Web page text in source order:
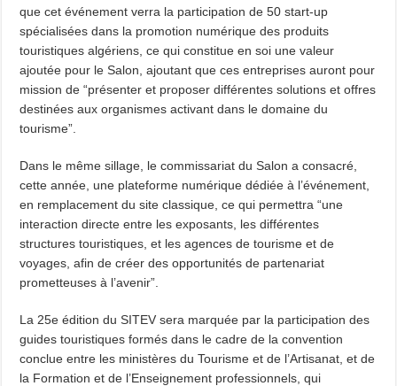
que cet événement verra la participation de 50 start-up
spécialisées dans la promotion numérique des produits
touristiques algériens, ce qui constitue en soi une valeur
ajoutée pour le Salon, ajoutant que ces entreprises auront pour
mission de “présenter et proposer différentes solutions et offres
destinées aux organismes activant dans le domaine du
tourisme”.
Dans le même sillage, le commissariat du Salon a consacré,
cette année, une plateforme numérique dédiée à l’événement,
en remplacement du site classique, ce qui permettra “une
interaction directe entre les exposants, les différentes
structures touristiques, et les agences de tourisme et de
voyages, afin de créer des opportunités de partenariat
prometteuses à l’avenir”.
La 25e édition du SITEV sera marquée par la participation des
guides touristiques formés dans le cadre de la convention
conclue entre les ministères du Tourisme et de l’Artisanat, et de
la Formation et de l’Enseignement professionnels, qui